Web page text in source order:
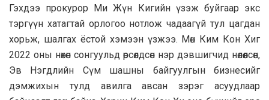
Гэхдээ прокурор Ми Жүн Кигийн үзэж буйгаар экс
тэргүүн хатагтай орлогоо нотлож чадаагүй тул цагдан
хорьж, шалгах ёстой хэмээн үзжээ. Мөн Ким Кон Хиг
2022 оны нөхөн сонгуульд өрсөлдсөн нэр дэвшигчид нөлөөлсөн,
Эв Нэгдлийн Сүм шашны байгуулгын бизнесийг
дэмжихын тулд авилга авсан зэрэг асуудлаар